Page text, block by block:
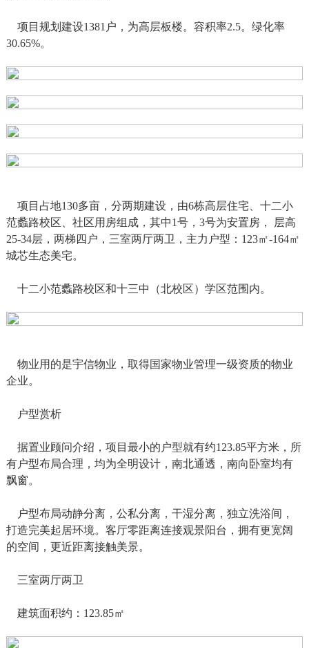
项目规划建设1381户，为高层板楼。容积率2.5。绿化率
30.65%。
项目占地130多亩，分两期建设，由6栋高层住宅、十二小
范蠡路校区、社区用房组成，其中1号，3号为安置房， 层高
25-34层，两梯四户，三室两厅两卫，主力户型：123㎡-164㎡
城芯生态美宅。
十二小范蠡路校区和十三中（北校区）学区范围内。
物业用的是宇信物业，取得国家物业管理一级资质的物业
企业。
户型赏析
据置业顾问介绍，项目最小的户型就有约123.85平方米，所
有户型布局合理，均为全明设计，南北通透，南向卧室均有
飘窗。
户型布局动静分离，公私分离，干湿分离，独立洗浴间，
打造完美起居环境。客厅零距离连接观景阳台，拥有更宽阔
的空间，更近距离接触美景。
三室两厅两卫
建筑面积约：123.85㎡